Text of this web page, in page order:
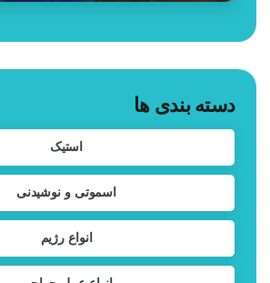
دسته بندی ها
استیک
اسموتی و نوشیدنی
انواع رژیم